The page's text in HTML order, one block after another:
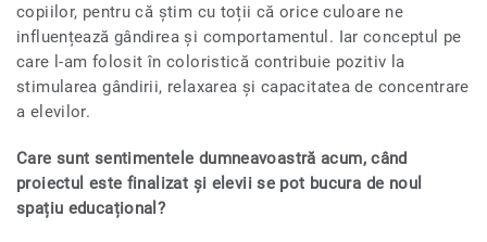
copiilor, pentru că știm cu toții că orice culoare ne
influențează gândirea și comportamentul. Iar conceptul pe
care l-am folosit în coloristică contribuie pozitiv la
stimularea gândirii, relaxarea și capacitatea de concentrare
a elevilor.
Care sunt sentimentele dumneavoastră acum, când
proiectul este finalizat și elevii se pot bucura de noul
spațiu educațional?